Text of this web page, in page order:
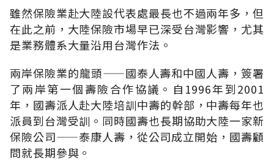
雖然保險業赴大陸設代表處最長也不過兩年多，但
在此之前，大陸保險市場早已深受台灣影響，尤其
是業務體系大量沿用台灣作法。
兩岸保險業的龍頭——國泰人壽和中國人壽，簽署
了兩岸第一個壽險合作協議。自1996年到2001
年，國壽派人赴大陸培訓中壽的幹部，中壽每年也
派員到台灣受訓。同時國壽也長期協助大陸一家新
保險公司——泰康人壽，從公司成立開始，國壽顧
問就長期參與。